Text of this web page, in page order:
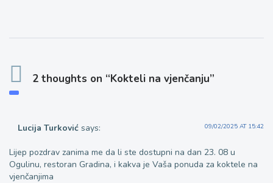
2 thoughts on “Kokteli na vjenčanju”
Lucija Turković says: 09/02/2025 AT 15:42
Lijep pozdrav zanima me da li ste dostupni na dan 23. 08 u
Ogulinu, restoran Gradina, i kakva je Vaša ponuda za koktele na
vjenčanjima